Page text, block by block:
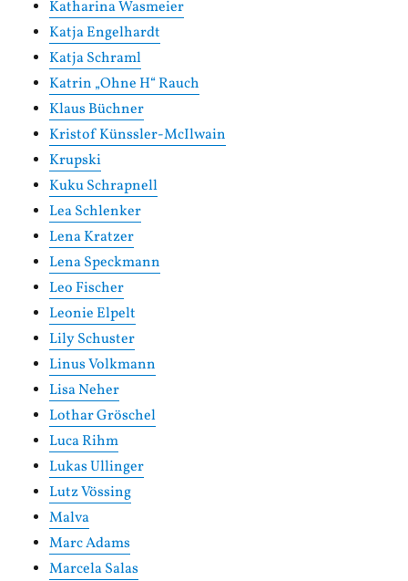
Katharina Wasmeier
Katja Engelhardt
Katja Schraml
Katrin „Ohne H“ Rauch
Klaus Büchner
Kristof Künssler-McIlwain
Krupski
Kuku Schrapnell
Lea Schlenker
Lena Kratzer
Lena Speckmann
Leo Fischer
Leonie Elpelt
Lily Schuster
Linus Volkmann
Lisa Neher
Lothar Gröschel
Luca Rihm
Lukas Ullinger
Lutz Vössing
Malva
Marc Adams
Marcela Salas